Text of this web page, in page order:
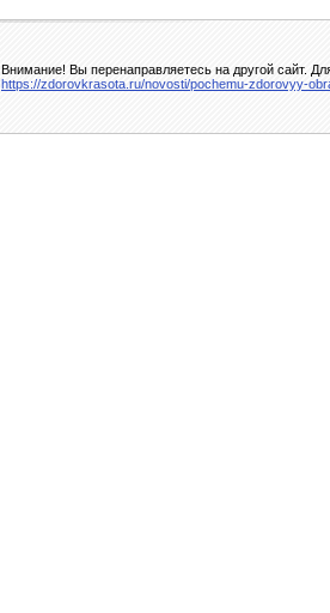
Внимание! Вы перенаправляетесь на другой сайт.
https://zdorovkrasota.ru/novosti/pochemu-zdorovyy-